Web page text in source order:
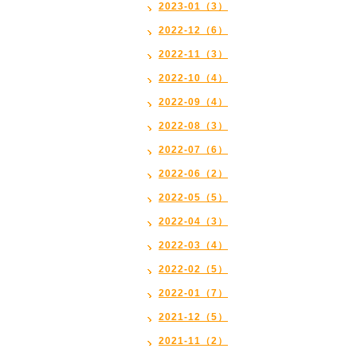
2023-01（3）
2022-12（6）
2022-11（3）
2022-10（4）
2022-09（4）
2022-08（3）
2022-07（6）
2022-06（2）
2022-05（5）
2022-04（3）
2022-03（4）
2022-02（5）
2022-01（7）
2021-12（5）
2021-11（2）